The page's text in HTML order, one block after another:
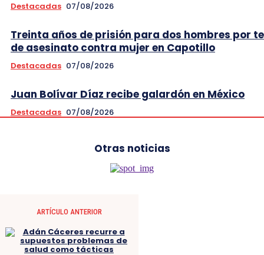
Destacadas 07/08/2026
Treinta años de prisión para dos hombres por
de asesinato contra mujer en Capotillo
Destacadas 07/08/2026
Juan Bolívar Díaz recibe galardón en México
Destacadas 07/08/2026
Otras noticias
ARTÍCULO ANTERIOR